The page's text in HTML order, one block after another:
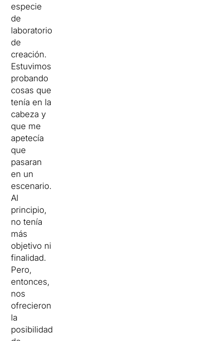
especie
de
laboratorio
de
creación.
Estuvimos
probando
cosas que
tenía en la
cabeza y
que me
apetecía
que
pasaran
en un
escenario.
Al
principio,
no tenía
más
objetivo ni
finalidad.
Pero,
entonces,
nos
ofrecieron
la
posibilidad